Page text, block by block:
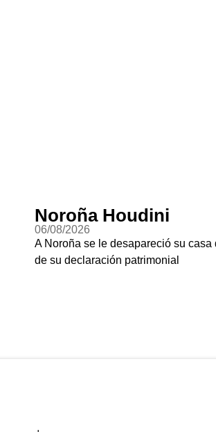
Noroña Houdini
06/08/2026
A Noroña se le desapareció su casa
de su declaración patrimonial